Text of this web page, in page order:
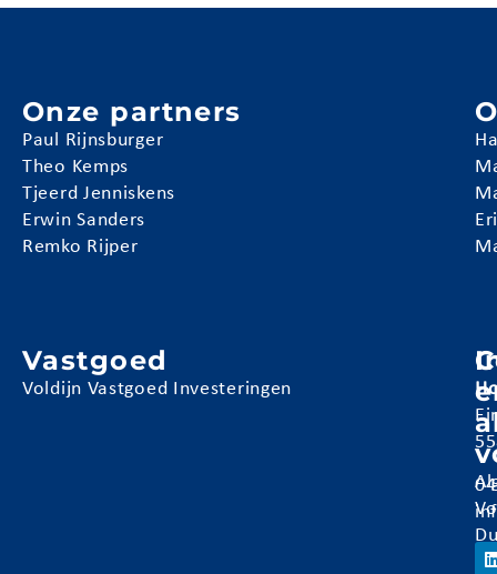
Onze partners
Paul Rijnsburger
Theo Kemps
Tjeerd Jenniskens
Erwin Sanders
Remko Rijper
Vastgoed
Voldijn Vastgoed Investeringen